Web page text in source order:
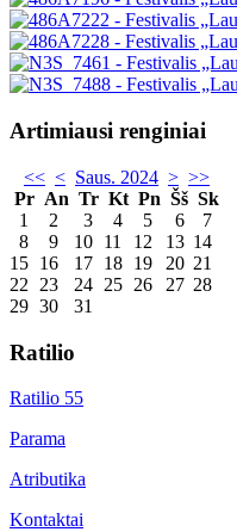
Artimiausi renginiai
<< < Saus. 2024 > >>
Pr An Tr Kt Pn Šš Sk
1
2 3 4 5 6
7
8
9 10 11 12 13 14
15 16 17 18 19 20 21
22
23 24 25 26 27 28
29 30 31
Ratilio
Ratilio 55
Parama
Atributika
Kontaktai